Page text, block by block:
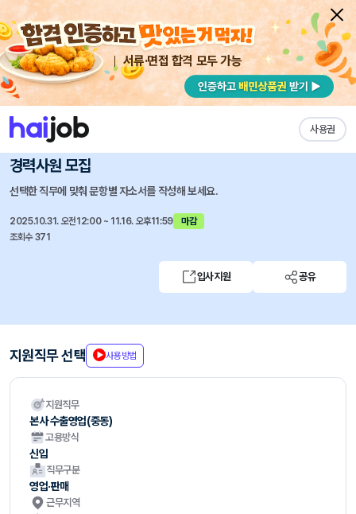
서류·면접 합격 모두 가능
사용권
채용공고 자소서 자유항목 자소서 내 작성목록
현대종합금속 즐겨찾기
본사 수출영업(중동), 기계사업본부 서비스부 신입/
경력사원 모집
선택한 직무에 맞춰 문항별 자소서를 작성해 보세요.
2025.10.31. 오전12:00 ~ 11.16. 오후11:59
마감
조회수 371
입사지원 공유
지원직무 선택 사용방법
지원직무
본사 수출영업(중동)
고용방식
신입
직무구분
영업·판매
근무지역